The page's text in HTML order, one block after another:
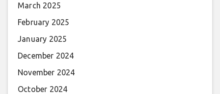
March 2025
February 2025
January 2025
December 2024
November 2024
October 2024